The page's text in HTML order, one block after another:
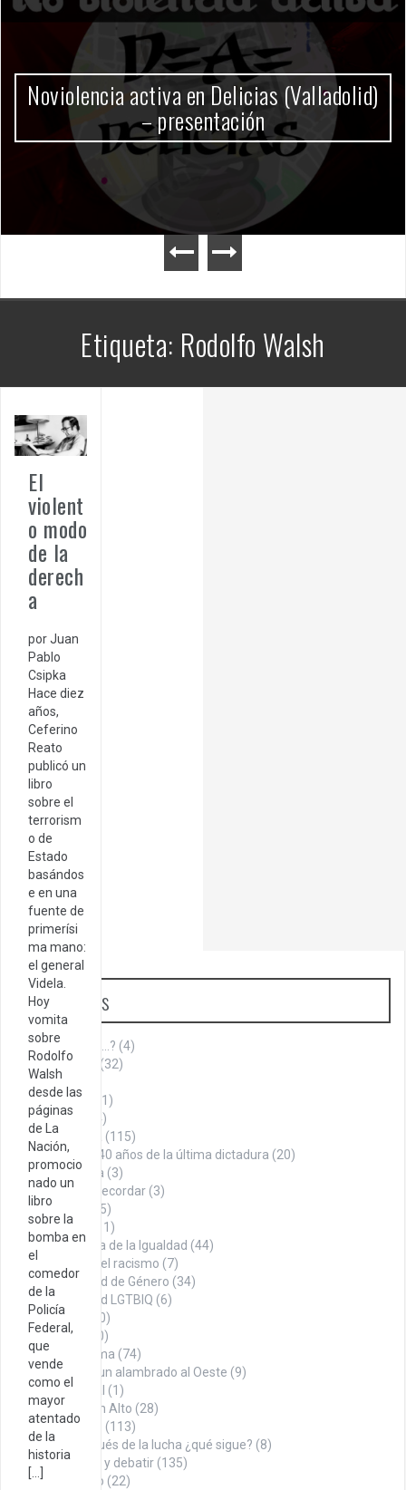
Gobierno Milei
Etiqueta: Rodolfo Walsh
El
violent
o modo
de la
derech
a
por Juan
Pablo
Csipka
Hace diez
años,
Ceferino
Reato
publicó un
libro
sobre el
terrorism
o de
Estado
basándos
e en una
fuente de
primerísi
ma mano:
el general
Videla.
Hoy
vomita
sobre
Rodolfo
Walsh
desde las
páginas
de La
Nación,
promocio
nado un
libro
sobre la
bomba en
el
comedor
de la
Policía
Federal,
que
vende
como el
mayor
atentado
de la
historia
[…]
Categorías
¿Sabías que…? (4)
Aniversario
(32)
Armenia
Cita del día
(1)
Cultura (144)
(115)
A 40 años de la última dictadura (20)
La Roca (3)
Datos para recordar (3)
Denuncia
(75)
Economía
(11)
En búsqueda de la Igualdad (44)
Contra el racismo (7)
Igualdad de Género (34)
Igualdad LGTBIQ (6)
Noticias
(100)
Opinión
(260)
Con firma (74)
Desde un alambrado al Oeste (9)
Editorial
(1)
Puño en Alto (28)
Tábano
(113)
Y después de la lucha ¿qué sigue? (8)
Para pensar y debatir (135)
Sindicalismo (22)